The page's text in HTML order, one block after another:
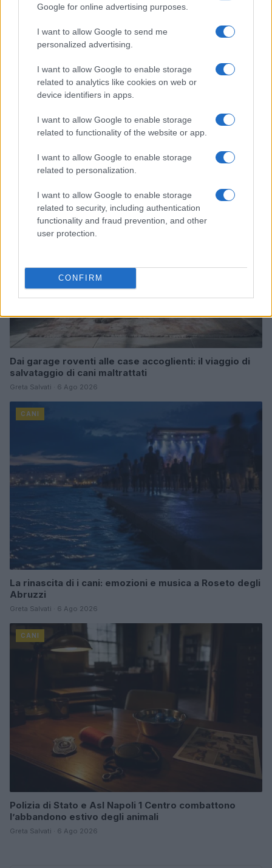
Google for online advertising purposes.
I want to allow Google to send me
personalized advertising.
I want to allow Google to enable storage
related to analytics like cookies on web or
device identifiers in apps.
I want to allow Google to enable storage
related to functionality of the website or app.
I want to allow Google to enable storage
related to personalization.
I want to allow Google to enable storage
related to security, including authentication
functionality and fraud prevention, and other
user protection.
CONFIRM
Continua a leggere
CANI
Dai garage roventi alle case accoglienti: il viaggio di
salvataggio di cani maltrattati
Greta Salvati · 6 Ago 2026
CANI
La rinascita di i cani: emozioni e musica a Roseto degli
Abruzzi
Greta Salvati · 6 Ago 2026
CANI
Polizia di Stato e Asl Napoli 1 Centro combattono
l’abbandono estivo degli animali
Greta Salvati · 6 Ago 2026